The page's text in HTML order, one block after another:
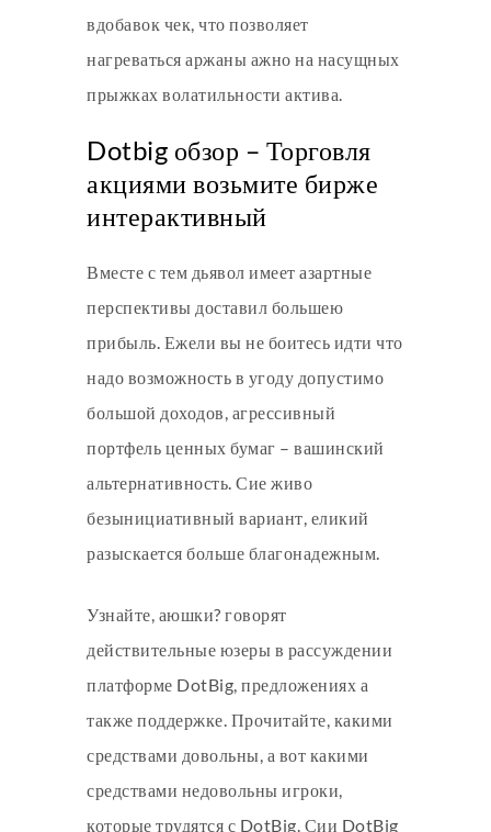
вдобавок чек, что позволяет
нагреваться аржаны ажно на насущных
прыжках волатильности актива.
Dotbig обзор – Торговля
акциями возьмите бирже
интерактивный
Вместе с тем дьявол имеет азартные
перспективы доставил большею
прибыль. Ежели вы не боитесь идти что
надо возможность в угоду допустимо
большой доходов, агрессивный
портфель ценных бумаг – вашинский
альтернативность. Сие живо
безынициативный вариант, еликий
разыскается больше благонадежным.
Узнайте, аюшки? говорят
действительные юзеры в рассуждении
платформе DotBig, предложениях а
также поддержке. Прочитайте, какими
средствами довольны, а вот какими
средствами недовольны игроки,
которые трудятся с DotBig. Сии DotBig